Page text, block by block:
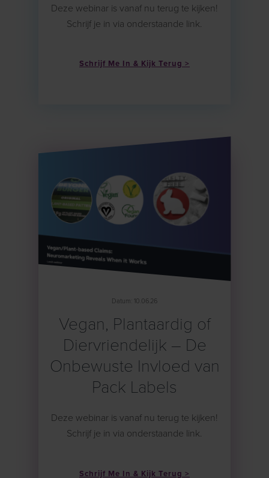
Deze webinar is vanaf nu terug te kijken!
Schrijf je in via onderstaande link.
Schrijf Me In & Kijk Terug
Datum: 10.06.26
Vegan, Plantaardig of
Diervriendelijk – De
Onbewuste Invloed van
Pack Labels
Deze webinar is vanaf nu terug te kijken!
Schrijf je in via onderstaande link.
Schrijf Me In & Kijk Terug